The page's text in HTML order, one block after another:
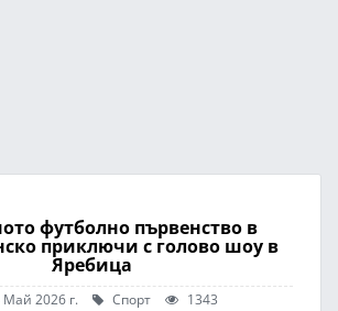
футболно първенство в
приключи с голово шоу в
Яребица
Май 2026 г. Спорт 1343